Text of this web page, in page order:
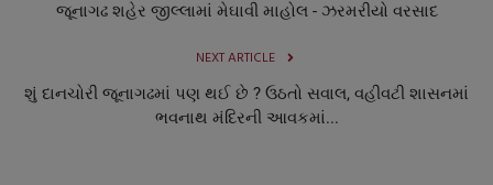
જૂનાગઢ શહેર જીલ્લામાં મેઘાવી માહોલ - ઝરમરીયો વરસાદ
NEXT ARTICLE
શું દાનચોરી જૂનાગઢમાં પણ થઈ છે ? ઉઠતો સવાલ, વહીવટી શાસનમાં
ભવનાથ મંદિરની આવકમાં...